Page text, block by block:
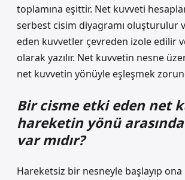
toplamına eşittir. Net kuvveti
serbest cisim diyagramı oluşturulur
eden kuvvetler çevreden izole edilir
olarak yazılır. Net kuvvetin nesne
net kuvvetin yönüyle eşleşmek
Bir cisme etki eden net
hareketin yönü
var mıdır?
Hareketsiz bir nesneyle başlayıp